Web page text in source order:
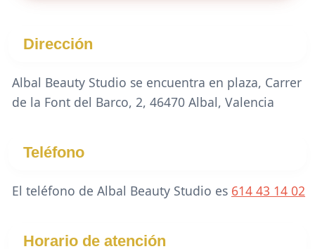
Dirección
Albal Beauty Studio se encuentra en plaza, Carrer
de la Font del Barco, 2, 46470 Albal, Valencia
Teléfono
El teléfono de Albal Beauty Studio es 614 43 14 02
Horario de atención